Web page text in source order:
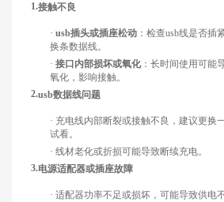
1.接触不良
· usb插头或插座松动 ：检查usb线是否插
换条数据线。
· 接口内部损坏或氧化：长时间使用可能
氧化，影响接触。
2.usb数据线问题
· 充电线内部断裂或接触不良，建议更换
试看。
· 线材老化或折损可能导致断续充电。
3.电源适配器或插座故障
· 适配器功率不足或损坏，可能导致供电